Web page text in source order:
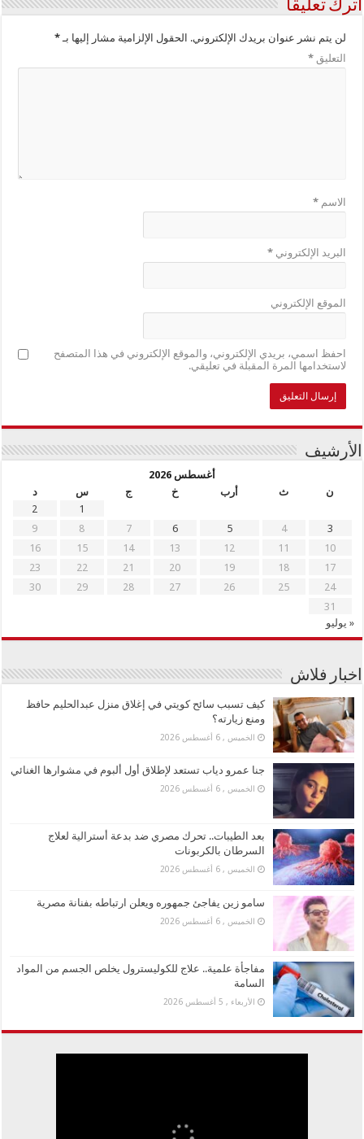
اترك تعليقاً
لن يتم نشر عنوان بريدك الإلكتروني. الحقول الإلزامية مشار إليها بـ*
التعليق*
الاسم*
البريد الإلكتروني*
الموقع الإلكتروني
احفظ اسمي، بريدي الإلكتروني، والموقع الإلكتروني في هذا المتصفح
لاستخدامها المرة المقبلة في تعليقي.
الأرشيف
أغسطس 2026
ن
ث أرب خ ج س
د
1
2
3
4
5
6
7
8
9
10
11
12
13
14
15
16
17
18
19
20
21
22
23
24
25
26
27
28
29
30
31
« يوليو
اخبار فلاش
كيف تسبب سائح كويتي في إغلاق منزل عبدالحليم حافظ
ومنع زيارته؟
الخميس , 6 أغسطس 2026
جنا عمرو دياب تستعد لإطلاق أول ألبوم في مشوارها الغنائي
الخميس , 6 أغسطس 2026
بعد الطيبات.. تحرك مصري ضد بدعة أسترالية لعلاج
السرطان بالكربونات
الخميس , 6 أغسطس 2026
سامو زين يفاجئ جمهوره ويعلن ارتباطه بفنانة مصرية
الخميس , 6 أغسطس 2026
مفاجأة علمية.. علاج للكوليسترول يخلص الجسم من المواد
السامة
الأربعاء , 5 أغسطس 2026